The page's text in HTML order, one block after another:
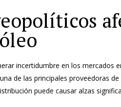
incertidumbre en los mercados
de las principales proveedoras de
puede causar alzas